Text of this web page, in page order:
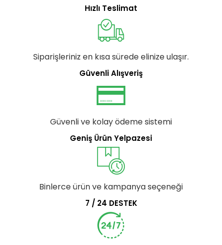
Hızlı Teslimat
Siparişleriniz en kısa sürede elinize ulaşır.
Güvenli Alışveriş
Güvenli ve kolay ödeme sistemi
Geniş Ürün Yelpazesi
Binlerce ürün ve kampanya seçeneği
7 / 24 DESTEK